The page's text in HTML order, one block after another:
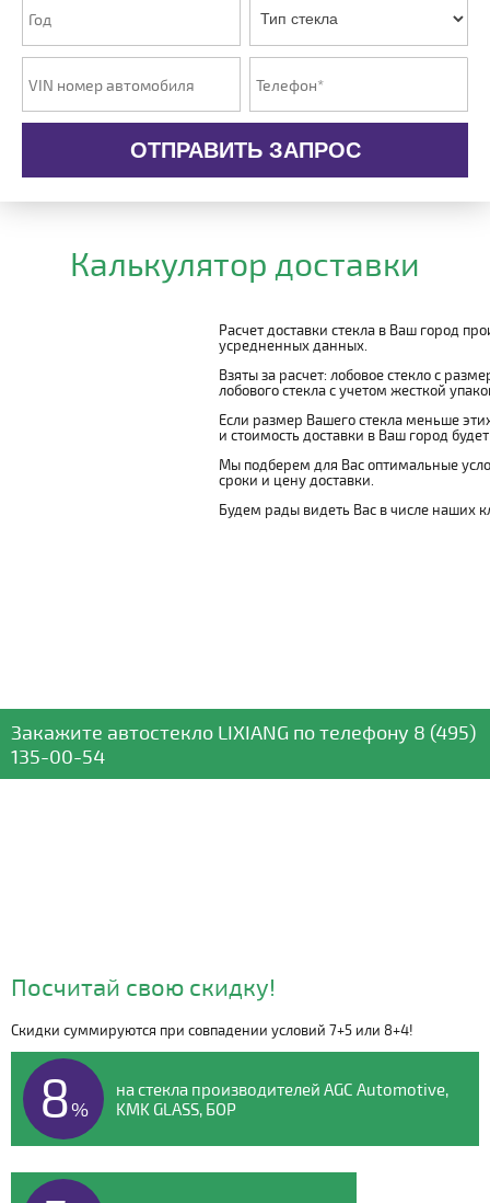
ОТПРАВИТЬ ЗАПРОС
Калькулятор доставки
Расчет доставки стекла в Ваш город
усредненных данных.
Взяты за расчет: лобовое стекло с
лобового стекла с учетом жесткой
Если размер Вашего стекла меньше
и стоимость доставки в Ваш город
Мы подберем для Вас оптимальные
сроки и цену доставки.
Будем рады видеть Вас в числе наших
Закажите автостекло LIXIANG по телефону 8 (495)
135-00-54
Видео о компании
Посчитай свою скидку!
Скидки суммируются при совпадении условий 7+5 или 8+4!
8%
на стекла производителей AGC Automotive,
KMK GLASS, БОР